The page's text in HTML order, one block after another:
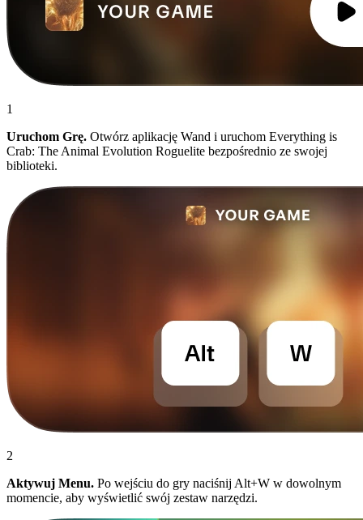
1
Uruchom Grę. Otwórz aplikację Wand i uruchom Everything is
Crab: The Animal Evolution Roguelite bezpośrednio ze swojej
biblioteki.
2
Aktywuj Menu. Po wejściu do gry naciśnij Alt+W w dowolnym
momencie, aby wyświetlić swój zestaw narzędzi.